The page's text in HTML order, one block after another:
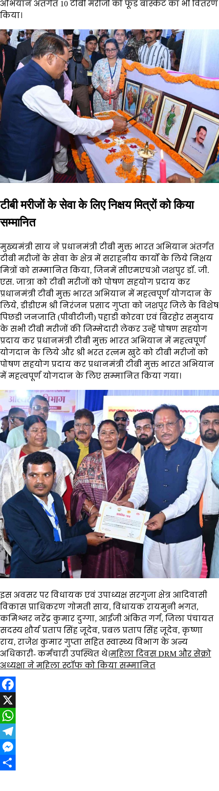
अभियान अंतर्गत 10 टीबी मरीजों को फूड बास्केट का भी वितरण
किया।
टीबी मरीजों के सेवा के लिए निक्षय मित्रों को किया
सम्मानित
मुख्यमंत्री साय ने प्रधानमंत्री टीबी मुक्त भारत अभियान अंतर्गत
टीबी मरीजों के सेवा के क्षेत्र में सराहनीय कार्यों के लिये निक्षय
मित्रों को सम्मानित किया, जिनमें सीएमएचओ जशपुर डॉ. जी.
एस. जात्रा को टीबी मरीजों को पोषण सहयोग प्रदाय कर
प्रधानमंत्री टीबी मुक्त भारत अभियान में महत्वपूर्ण योगदान के
लिये, डीडीएम श्री निरंजन प्रसाद गुप्ता को जशपुर जिले के विशेष
पिछडी जनजाति (पीवीटीजी) पहाडी कोरवा एवं बिरहोर समुदाय
के सभी टीबी मरीजों की जिम्मेदारी लेकर उन्हें पोषण सहयोग
प्रदाय कर प्रधानमंत्री टीबी मुक्त भारत अभियान में महत्वपूर्ण
योगदान के लिये और श्री भरत रत्नम खुटे को टीबी मरीजों को
पोषण सहयोग प्रदाय कर प्रधानमंत्री टीबी मुक्त भारत अभियान
में महत्वपूर्ण योगदान के लिए सम्मानित किया गया।
इस अवसर पर विधायक एवं उपाध्यक्ष सरगुजा क्षेत्र आदिवासी
विकास प्राधिकरण गोमती साय, विधायक रायमुनी भगत,
कमिश्नर नरेंद्र कुमार दुग्गा, आईजी अंकित गर्ग, जिला पंचायत
सदस्य शौर्य प्रताप सिंह जूदेव, प्रबल प्रताप सिंह जूदेव, कृष्णा
राय, राजेश कुमार गुप्ता सहित स्वास्थ्य विभाग के अन्य
अधिकारी- कर्मचारी उपस्थित थे।महिला दिवस DRM और सेक्रो
अध्यक्षा ने महिला स्टॉफ को किया सम्मानित
Facebook
X
WhatsApp
Telegram
Messenger